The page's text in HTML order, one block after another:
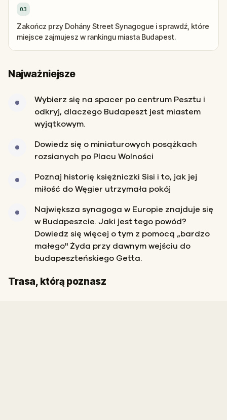
03
Zakończ przy Dohány Street Synagogue i sprawdź, które
miejsce zajmujesz w rankingu miasta Budapest.
Najważniejsze
Wybierz się na spacer po centrum Pesztu i
odkryj, dlaczego Budapeszt jest miastem
wyjątkowym.
Dowiedz się o miniaturowych posążkach
rozsianych po Placu Wolności
Poznaj historię księżniczki Sisi i to, jak jej
miłość do Węgier utrzymała pokój
Największa synagoga w Europie znajduje się
w Budapeszcie. Jaki jest tego powód?
Dowiedz się więcej o tym z pomocą „bardzo
małego" Żyda przy dawnym wejściu do
budapeszteńskiego Getta.
Trasa, którą poznasz
Start
Meta